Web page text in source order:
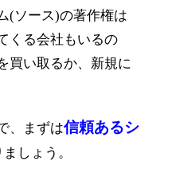
(ソース)の著作権は
くる会社もいるの
買い取るか、新規に
、まずは信頼あるシ
しょう。